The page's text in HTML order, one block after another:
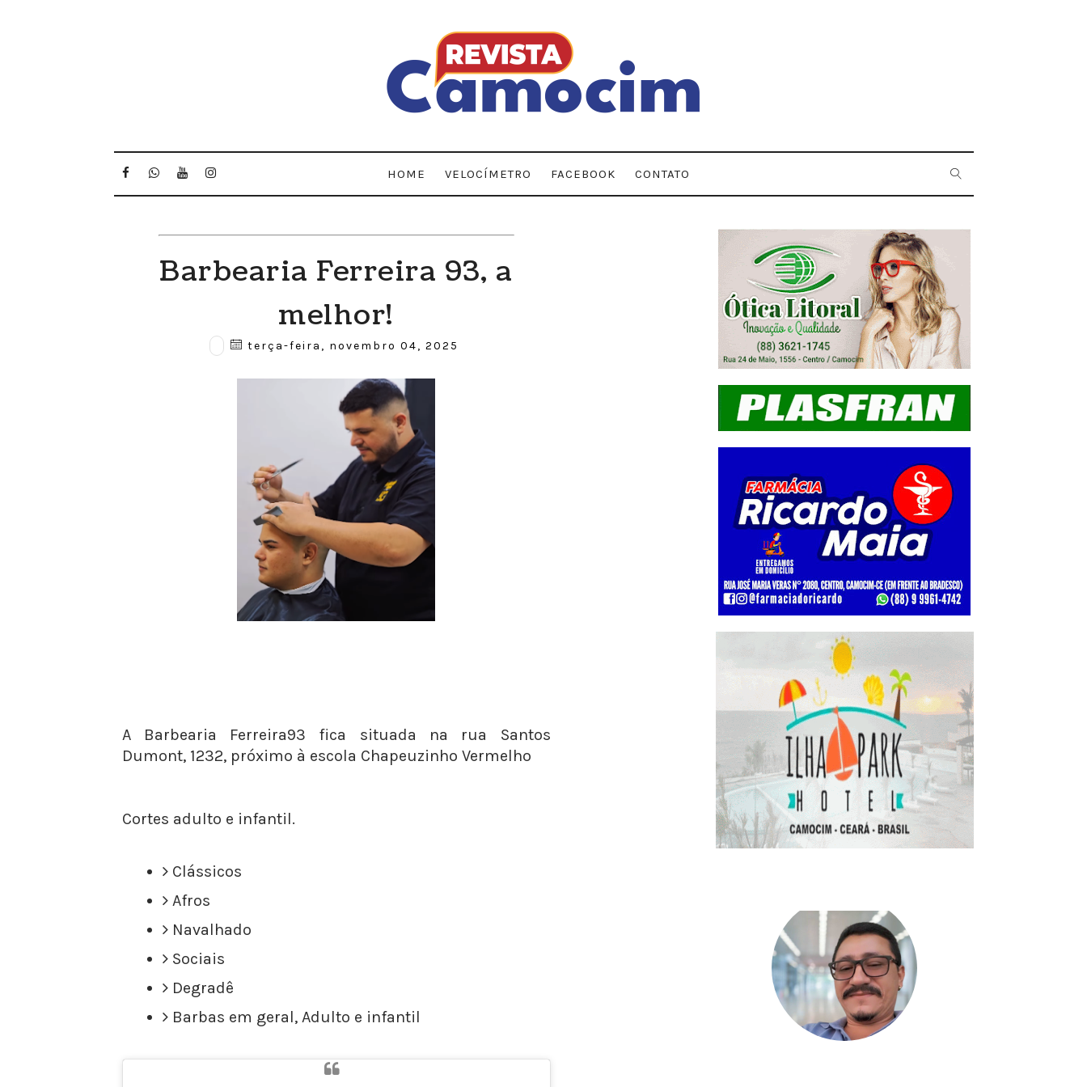
HOME VELOCÍMETRO FACEBOOK CONTATO
Barbearia Ferreira 93, a
melhor!
terça-feira, novembro 04, 2025
A Barbearia Ferreira93 fica situada na rua Santos
Dumont, 1232, próximo à escola Chapeuzinho Vermelho
Cortes adulto e infantil.
Clássicos
Afros
Navalhado
Sociais
Degradê
Barbas em geral, Adulto e infantil